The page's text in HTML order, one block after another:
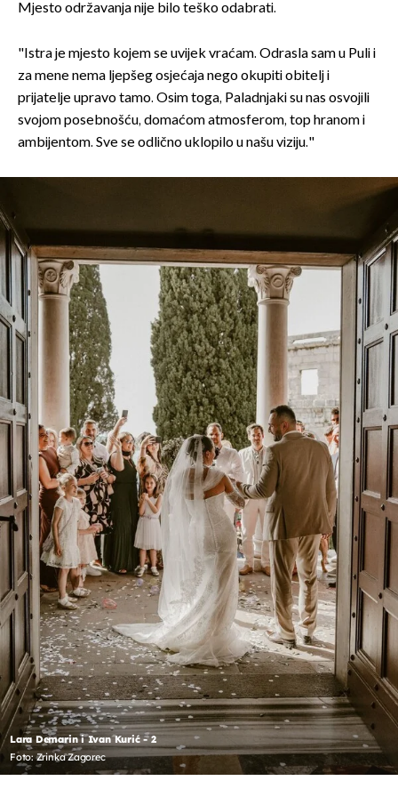
Mjesto održavanja nije bilo teško odabrati.
"Istra je mjesto kojem se uvijek vraćam. Odrasla sam u Puli i
za mene nema ljepšeg osjećaja nego okupiti obitelj i
prijatelje upravo tamo. Osim toga, Paladnjaki su nas osvojili
svojom posebnošću, domaćom atmosferom, top hranom i
ambijentom. Sve se odlično uklopilo u našu viziju."
Lara Demarin i Ivan Kurić - 2
Foto: Zrinka Zagorec